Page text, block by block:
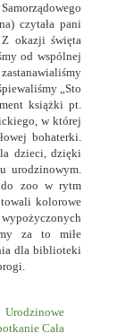
czytała pani
Z okazji święta
od wspólnej
„Sto
książki pt.
w której
bohaterki.
dzieci, dzięki
urodzinowym.
do zoo w rytm
kolorowe
za to miłe
dla biblioteki